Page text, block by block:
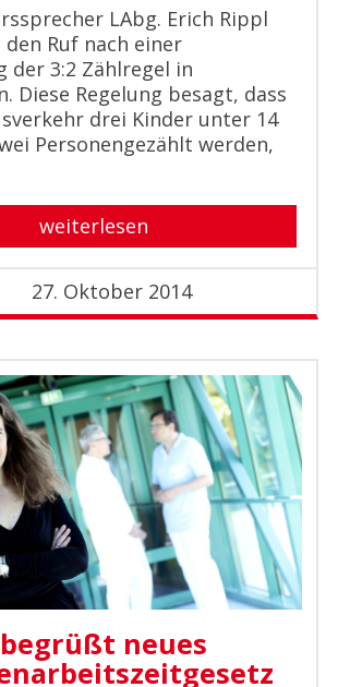
LAbg. Erich Rippl
Ruf nach einer
der 3:2 Zählregel in
Diese Regelung besagt, dass
drei Kinder unter 14
Personengezählt werden,
weiterlesen
27. Oktober 2014
begrüßt neues